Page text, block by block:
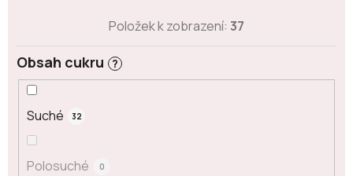
Obsah cukru ?
Suché 32
Polosuché 0
Položek k zobrazení: 37